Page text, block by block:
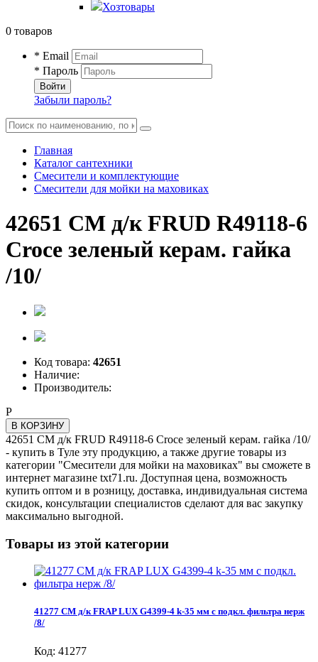
Хозтовары
0 товаров
* Email
* Пароль
Войти
Забыли пароль?
Главная
Каталог сантехники
Смесители и комплектующие
Смесители для мойки на маховиках
42651 СМ д/к FRUD R49118-6
Croce зеленый керам. гайка
/10/
Код товара: 42651
Наличие:
Производитель:
Р
В КОРЗИНУ
42651 СМ д/к FRUD R49118-6 Croce зеленый керам. гайка /10/
- купить в Туле эту продукцию, а также другие товары из
категории "Смесители для мойки на маховиках" вы сможете в
интернет магазине txt71.ru. Доступная цена, возможность
купить оптом и в розницу, доставка, индивидуальная система
скидок, консультации специалистов сделают для вас закупку
максимально выгодной.
Товары из этой категории
41277 СМ д/к FRAP LUX G4399-4 k-35 мм с подкл. фильтра нерж
/8/
Код: 41277